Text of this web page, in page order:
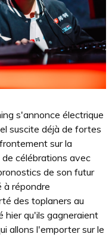
s'annonce électrique
suscite déjà de fortes
sur la
célébrations avec
de son futur
à répondre
des toplaners au
hier qu'ils gagneraient
allons l'emporter sur le